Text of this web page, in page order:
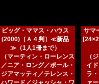
ビッグ・ママス・ハウス
(2000)［Ａ４判］≪新品
≫（1人1冊まで）
（マーティン・ローレンス
／ニア・ロング／ポール・
ジアマッティ／テレンス・
ハワード／ジャッシャ・ワ
サマ
（
イ
ラ
ァ